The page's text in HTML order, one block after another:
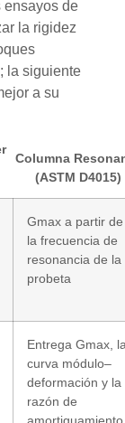
ensayos de
la rigidez
la siguiente
a su
Columna
(ASTM D4015)
Gmax a partir de
la frecuencia de
resonancia de la
probeta
Entrega Gmax,
curva módulo–
deformación y la
razón de
amortiguamiento